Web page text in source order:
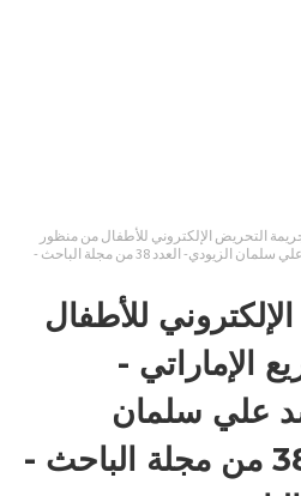
التحريض الإلكتروني للأطفال من منظور
التشريع الإماراتي - الأستاذ خالد راشد علي سلمان الزيودي- العدد 38 من مجلة الباحث -
للأطفال
الإماراتي -
علي سلمان
الزيودي- العدد 38 من مجلة الباحث -